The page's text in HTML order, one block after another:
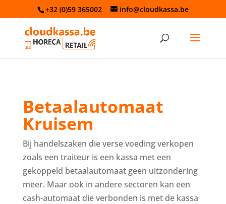
+32 (0)59 365002 info@cloudkassa.be
Betaalautomaat
Kruisem
Bij handelszaken die verse voeding verkopen
zoals een traiteur is een kassa met een
gekoppeld betaalautomaat geen uitzondering
meer. Maar ook in andere sectoren kan een
cash-automaat die verbonden is met de kassa